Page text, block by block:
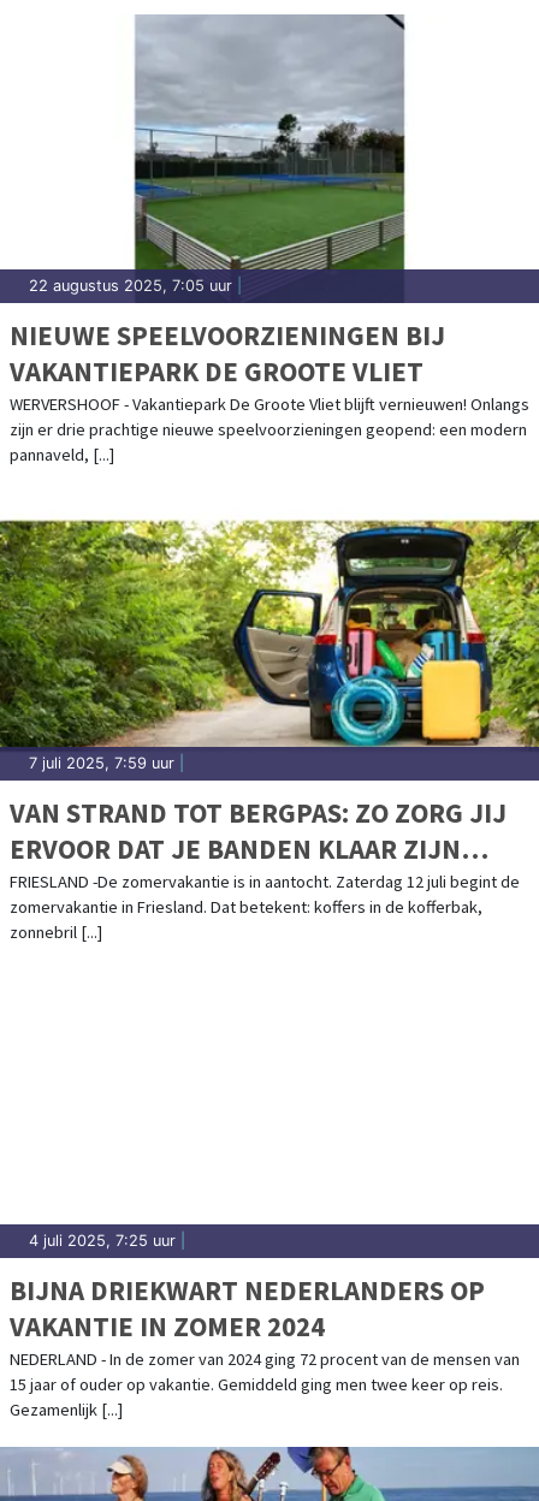
22 augustus 2025, 7:05 uur
NIEUWE SPEELVOORZIENINGEN BIJ
VAKANTIEPARK DE GROOTE VLIET
WERVERSHOOF - Vakantiepark De Groote Vliet blijft vernieuwen! Onlangs
zijn er drie prachtige nieuwe speelvoorzieningen geopend: een modern
pannaveld, [...]
7 juli 2025, 7:59 uur
VAN STRAND TOT BERGPAS: ZO ZORG JIJ
ERVOOR DAT JE BANDEN KLAAR ZIJN
VOOR ELKE VAKANTIE
FRIESLAND -De zomervakantie is in aantocht. Zaterdag 12 juli begint de
zomervakantie in Friesland. Dat betekent: koffers in de kofferbak,
zonnebril [...]
4 juli 2025, 7:25 uur
BIJNA DRIEKWART NEDERLANDERS OP
VAKANTIE IN ZOMER 2024
NEDERLAND - In de zomer van 2024 ging 72 procent van de mensen van
15 jaar of ouder op vakantie. Gemiddeld ging men twee keer op reis.
Gezamenlijk [...]